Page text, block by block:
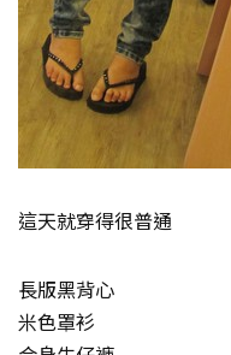
這天就穿得很普通
長版黑背心
米色罩衫